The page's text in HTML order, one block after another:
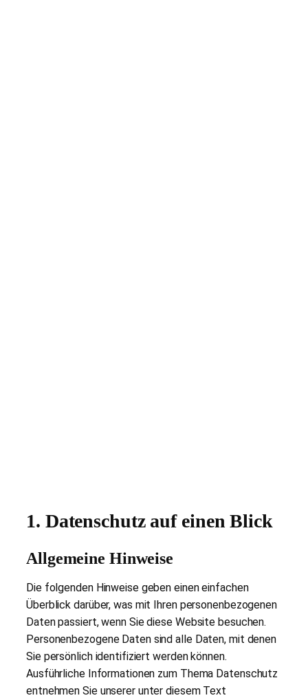
1. Datenschutz auf einen Blick
Allgemeine Hinweise
Die folgenden Hinweise geben einen einfachen
Überblick darüber, was mit Ihren personenbezogenen
Daten passiert, wenn Sie diese Website besuchen.
Personenbezogene Daten sind alle Daten, mit denen
Sie persönlich identifiziert werden können.
Ausführliche Informationen zum Thema Datenschutz
entnehmen Sie unserer unter diesem Text